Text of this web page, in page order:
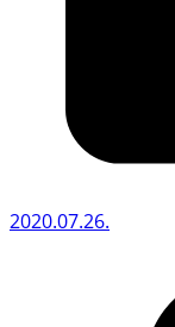
2020.07.26.